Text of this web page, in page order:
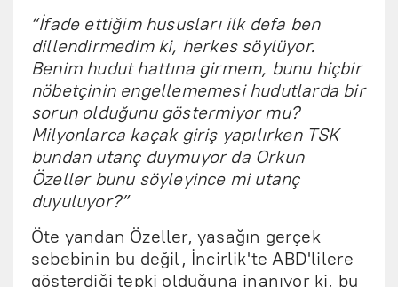
“İfade ettiğim hususları ilk defa ben
dillendirmedim ki, herkes söylüyor.
Benim hudut hattına girmem, bunu hiçbir
nöbetçinin engellememesi hudutlarda bir
sorun olduğunu göstermiyor mu?
Milyonlarca kaçak giriş yapılırken TSK
bundan utanç duymuyor da Orkun
Özeller bunu söyleyince mi utanç
duyuluyor?”
Öte yandan Özeller, yasağın gerçek
sebebinin bu değil, İncirlik'te ABD'lilere
gösterdiği tepki olduğuna inanıyor ki, bu